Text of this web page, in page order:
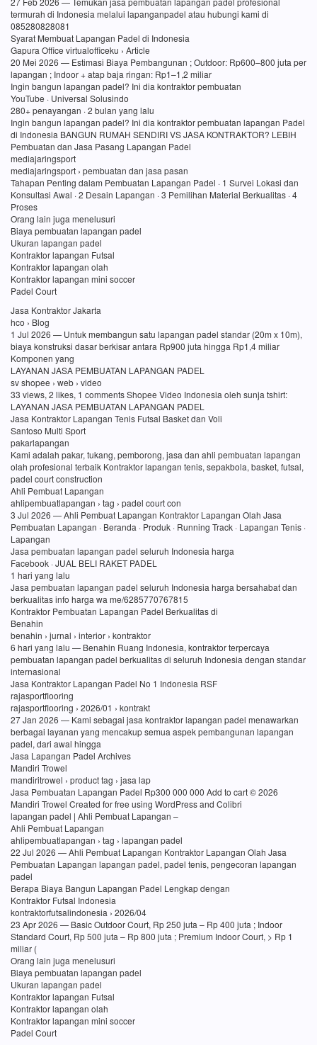
termurah di Indonesia melalui lapanganpadel atau hubungi kami di
085280828081
Syarat Membuat Lapangan Padel di Indonesia
Gapura Office virtualofficeku › Article
20 Mei 2026 — Estimasi Biaya Pembangunan ; Outdoor: Rp600–800 juta per
lapangan ; Indoor + atap baja ringan: Rp1–1,2 miliar
Ingin bangun lapangan padel? Ini dia kontraktor pembuatan
YouTube · Universal Solusindo
280+ penayangan · 2 bulan yang lalu
Ingin bangun lapangan padel? Ini dia kontraktor pembuatan lapangan Padel
di Indonesia BANGUN RUMAH SENDIRI VS JASA KONTRAKTOR? LEBIH
Pembuatan dan Jasa Pasang Lapangan Padel
mediajaringsport
mediajaringsport › pembuatan dan jasa pasan
Tahapan Penting dalam Pembuatan Lapangan Padel · 1 Survei Lokasi dan
Konsultasi Awal · 2 Desain Lapangan · 3 Pemilihan Material Berkualitas · 4
Proses
Orang lain juga menelusuri
Biaya pembuatan lapangan padel
Ukuran lapangan padel
Kontraktor lapangan Futsal
Kontraktor lapangan olah
Kontraktor lapangan mini soccer
Padel Court
Jasa Kontraktor Jakarta
hco › Blog
1 Jul 2026 — Untuk membangun satu lapangan padel standar (20m x 10m),
biaya konstruksi dasar berkisar antara Rp900 juta hingga Rp1,4 miliar
Komponen yang
LAYANAN JASA PEMBUATAN LAPANGAN PADEL
sv shopee › web › video
33 views, 2 likes, 1 comments Shopee Video Indonesia oleh sunja tshirt:
LAYANAN JASA PEMBUATAN LAPANGAN PADEL
Jasa Kontraktor Lapangan Tenis Futsal Basket dan Voli
Santoso Multi Sport
pakarlapangan
Kami adalah pakar, tukang, pemborong, jasa dan ahli pembuatan lapangan
olah profesional terbaik Kontraktor lapangan tenis, sepakbola, basket, futsal,
padel court construction
Ahli Pembuat Lapangan
ahlipembuatlapangan › tag › padel court con
3 Jul 2026 — Ahli Pembuat Lapangan Kontraktor Lapangan Olah Jasa
Pembuatan Lapangan · Beranda · Produk · Running Track · Lapangan Tenis ·
Lapangan
Jasa pembuatan lapangan padel seluruh Indonesia harga
Facebook · JUAL BELI RAKET PADEL
1 hari yang lalu
Jasa pembuatan lapangan padel seluruh Indonesia harga bersahabat dan
berkualitas info harga wa me/6285770767815
Kontraktor Pembuatan Lapangan Padel Berkualitas di
Benahin
benahin › jurnal › interior › kontraktor
6 hari yang lalu — Benahin Ruang Indonesia, kontraktor terpercaya
pembuatan lapangan padel berkualitas di seluruh Indonesia dengan standar
internasional
Jasa Kontraktor Lapangan Padel No 1 Indonesia RSF
rajasportflooring
rajasportflooring › 2026/01 › kontrakt
27 Jan 2026 — Kami sebagai jasa kontraktor lapangan padel menawarkan
berbagai layanan yang mencakup semua aspek pembangunan lapangan
padel, dari awal hingga
Jasa Lapangan Padel Archives
Mandiri Trowel
mandiritrowel › product tag › jasa lap
Jasa Pembuatan Lapangan Padel Rp300 000 000 Add to cart © 2026
Mandiri Trowel Created for free using WordPress and Colibri
lapangan padel | Ahli Pembuat Lapangan –
Ahli Pembuat Lapangan
ahlipembuatlapangan › tag › lapangan padel
22 Jul 2026 — Ahli Pembuat Lapangan Kontraktor Lapangan Olah Jasa
Pembuatan Lapangan lapangan padel, padel tenis, pengecoran lapangan
padel
Berapa Biaya Bangun Lapangan Padel Lengkap dengan
Kontraktor Futsal Indonesia
kontraktorfutsalindonesia › 2026/04
23 Apr 2026 — Basic Outdoor Court, Rp 250 juta – Rp 400 juta ; Indoor
Standard Court, Rp 500 juta – Rp 800 juta ; Premium Indoor Court, > Rp 1
miliar (
Orang lain juga menelusuri
Biaya pembuatan lapangan padel
Ukuran lapangan padel
Kontraktor lapangan Futsal
Kontraktor lapangan olah
Kontraktor lapangan mini soccer
Padel Court